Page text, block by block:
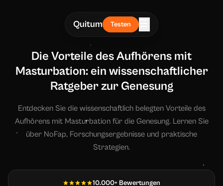
Quitum Testen
Die Vorteile des Aufhörens mit
Masturbation: ein wissenschaftlicher
Ratgeber zur Genesung
Entdecken Sie die wissenschaftlich belegten Vorteile des
Aufhörens mit Masturbation für die Genesung. Lernen Sie
über NoFap, Forschungsergebnisse und praktische
Strategien.
10.000+ Bewertungen